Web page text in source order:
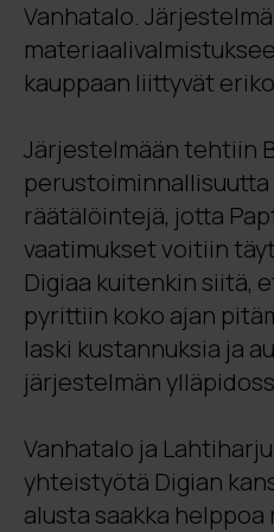
Vanhatalo.
kauppaan liittyvät
Järjestelmään tehtiin
räätälöintejä, jotta
vaatimukset voitiin
Digiaa kuitenkin siitä,
pyrittiin koko ajan
laski kustannuksia ja
järjestelmän
Vanhatalo ja
yhteistyötä Digian
alusta saakka